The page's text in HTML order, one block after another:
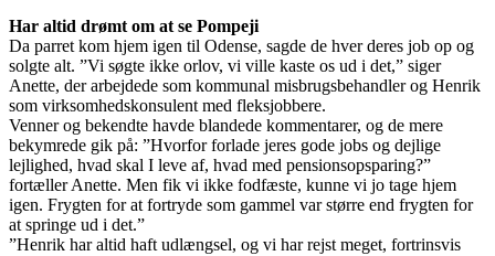
Har altid drømt om at se Pompeji
Da parret kom hjem igen til Odense, sagde de hver deres job op og
solgte alt. ”Vi søgte ikke orlov, vi ville kaste os ud i det,” siger
Anette, der arbejdede som kommunal misbrugsbehandler og Henrik
som virksomhedskonsulent med fleksjobbere.
Venner og bekendte havde blandede kommentarer, og de mere
bekymrede gik på: ”Hvorfor forlade jeres gode jobs og dejlige
lejlighed, hvad skal I leve af, hvad med pensionsopsparing?”
fortæller Anette. Men fik vi ikke fodfæste, kunne vi jo tage hjem
igen. Frygten for at fortryde som gammel var større end frygten for
at springe ud i det.”
”Henrik har altid haft udlængsel, og vi har rejst meget, fortrinsvis